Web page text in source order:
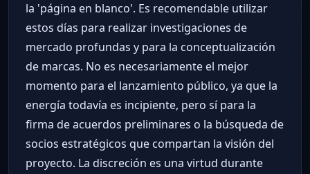
la 'página en blanco'. Es recomendable utilizar
estos días para realizar investigaciones de
mercado profundas y para la conceptualización
de marcas. No es necesariamente el mejor
momento para el lanzamiento público, ya que la
energía todavía es incipiente, pero sí para la
firma de acuerdos preliminares o la búsqueda de
socios estratégicos que compartan la visión del
proyecto. La discreción es una virtud durante